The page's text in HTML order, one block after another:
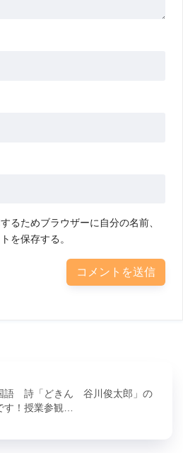
るためブラウザーに自分の名前、
を保存する。
語 詩「どきん 谷川俊太郎」の
す！授業参観…